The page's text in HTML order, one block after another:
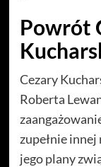
Powrót
Cezary
Roberta
zupełnie innej
jego plany